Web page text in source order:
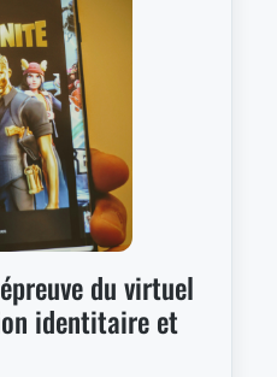
du virtuel
identitaire et